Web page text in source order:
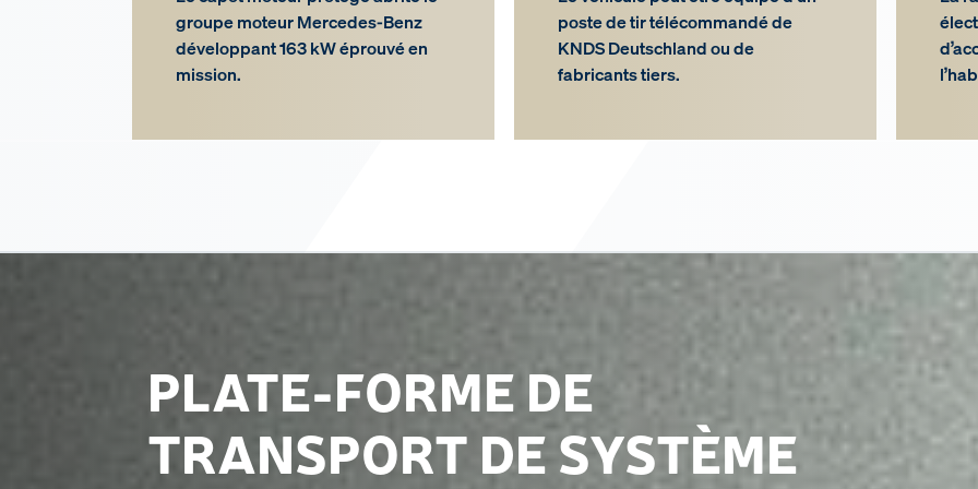
groupe moteur Mercedes-Benz
développant 163 kW éprouvé en
mission.
poste de tir télécommandé de
KNDS Deutschland ou de
fabricants tiers.
PLATE-FORME DE
TRANSPORT DE SYSTÈME